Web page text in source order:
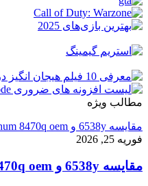
مطالب ویژه
مقایسه 6538y و intel xeon platinum 8470q oem
فوریه 25, 2026
مقایسه 6538y و intel xeon platinum 8470q oem